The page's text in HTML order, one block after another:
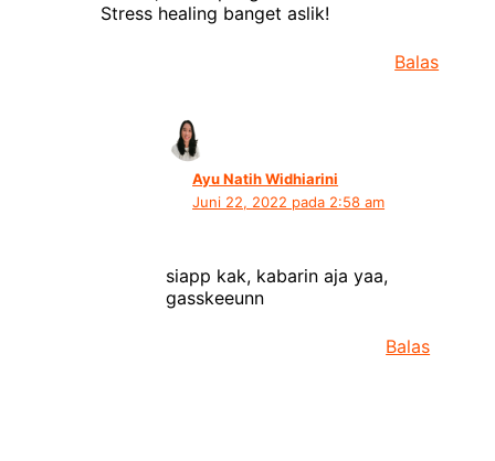
Stress healing banget aslik!
Balas
Ayu Natih Widhiarini
Juni 22, 2022 pada 2:58 am
siapp kak, kabarin aja yaa,
gasskeeunn
Balas